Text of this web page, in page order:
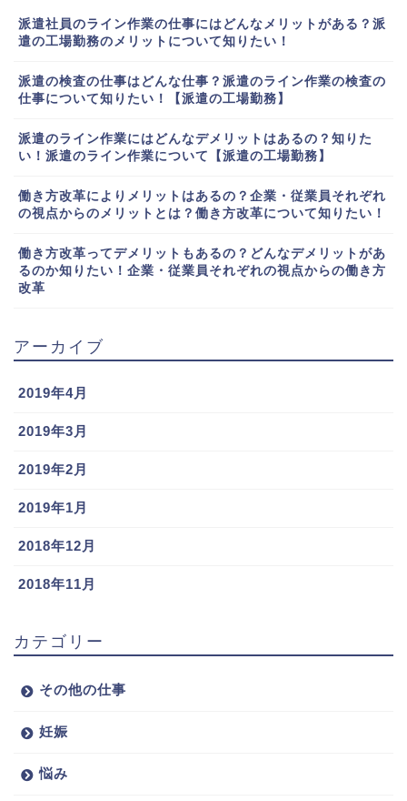
派遣社員のライン作業の仕事にはどんなメリットがある？派
遣の工場勤務のメリットについて知りたい！
派遣の検査の仕事はどんな仕事？派遣のライン作業の検査の
仕事について知りたい！【派遣の工場勤務】
派遣のライン作業にはどんなデメリットはあるの？知りた
い！派遣のライン作業について【派遣の工場勤務】
働き方改革によりメリットはあるの？企業・従業員それぞれ
の視点からのメリットとは？働き方改革について知りたい！
働き方改革ってデメリットもあるの？どんなデメリットがあ
るのか知りたい！企業・従業員それぞれの視点からの働き方
改革
アーカイブ
2019年4月
2019年3月
2019年2月
2019年1月
2018年12月
2018年11月
カテゴリー
その他の仕事
妊娠
悩み